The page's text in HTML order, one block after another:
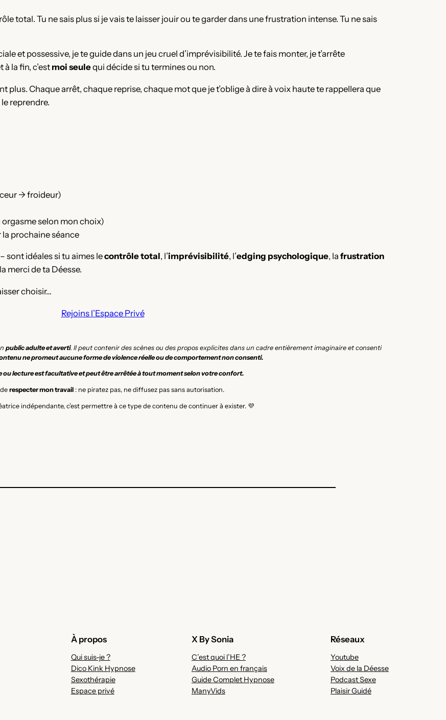
total. Tu ne sais plus si je vais te laisser jouir ou te garder dans une frustration intense. Tu ne sais
et possessive, je te guide dans un jeu cruel d’imprévisibilité. Je te fais monter, je t’arrête
la fin, c’est moi seulequi décide si tu termines ou non.
plus. Chaque arrêt, chaque reprise, chaque mot que je t’oblige à dire à voix haute te rappellera que
reprendre.
→ froideur)
selon mon choix)
prochaine séance
– sont idéales si tu aimes lecontrôle total, l’imprévisibilité, l’edging psychologique, la frustration
merci de ta Déesse.
choisir…
Rejoins l’Espace Privé
public adulte et averti. Il peut contenir des scènes ou des propos explicites dans un cadre entièrement imaginaire et consenti
ne promeut aucune forme de violence réelle ou de comportement non consenti.
ou lecture est facultative et peut être arrêtée à tout moment selon votre confort.
respecter mon travail : ne piratez pas, ne diffusez pas sans autorisation.
indépendante, c’est permettre à ce type de contenu de continuer à exister. 💜
À propos
Qui suis-je ?
Dico Kink Hypnose
Sexothérapie
Espace privé
X By Sonia
C’est quoi l’HE ?
Audio Porn en français
Guide Complet Hypnose
ManyVids
Réseaux
Youtube
Voix de la Déesse
Podcast Sexe
Plaisir Guidé